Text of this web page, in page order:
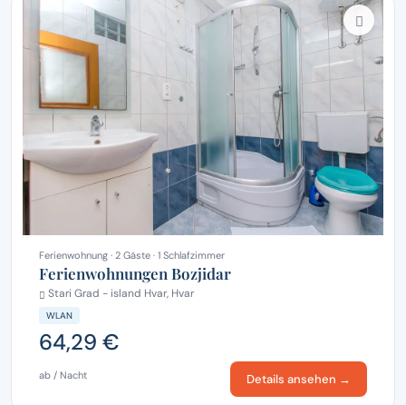
Ferienwohnung · 2 Gäste · 1 Schlafzimmer
Ferienwohnungen Bozjidar
Stari Grad - island Hvar, Hvar
WLAN
64,29 €
ab / Nacht Details ansehen →